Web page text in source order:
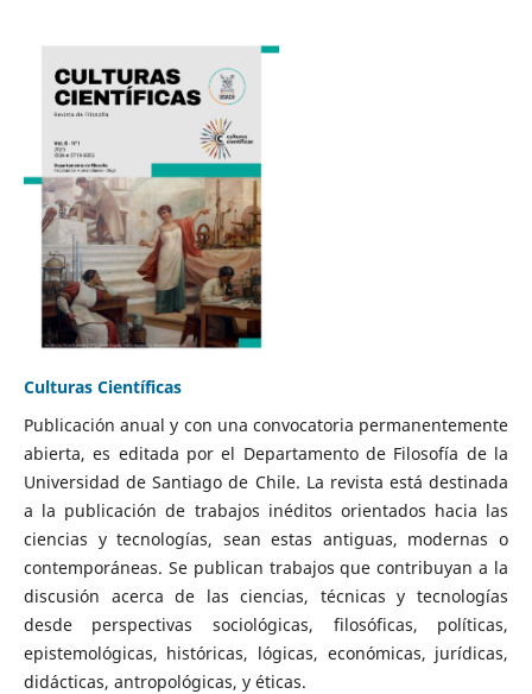
Culturas Científicas
Publicación anual y con una convocatoria permanentemente
abierta, es editada por el Departamento de Filosofía de la
Universidad de Santiago de Chile. La revista está destinada
a la publicación de trabajos inéditos orientados hacia las
ciencias y tecnologías, sean estas antiguas, modernas o
contemporáneas. Se publican trabajos que contribuyan a la
discusión acerca de las ciencias, técnicas y tecnologías
desde perspectivas sociológicas, filosóficas, políticas,
epistemológicas, históricas, lógicas, económicas, jurídicas,
didácticas, antropológicas, y éticas.